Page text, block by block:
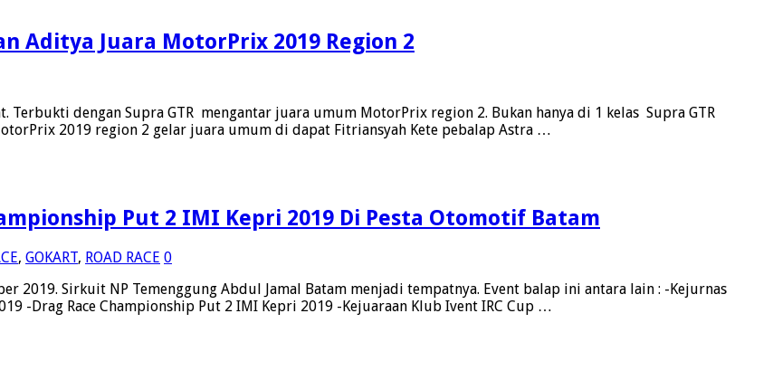
Aditya Juara MotorPrix 2019 Region 2
Terbukti dengan Supra GTR mengantar juara umum MotorPrix region 2. Bukan hanya di 1 kelas Supra GTR
2019 region 2 gelar juara umum di dapat Fitriansyah Kete pebalap Astra …
Put 2 IMI Kepri 2019 Di Pesta Otomotif Batam
, GOKART, ROAD RACE 0
2019. Sirkuit NP Temenggung Abdul Jamal Batam menjadi tempatnya. Event balap ini antara lain : -Kejurnas
-Drag Race Championship Put 2 IMI Kepri 2019 -Kejuaraan Klub Ivent IRC Cup …